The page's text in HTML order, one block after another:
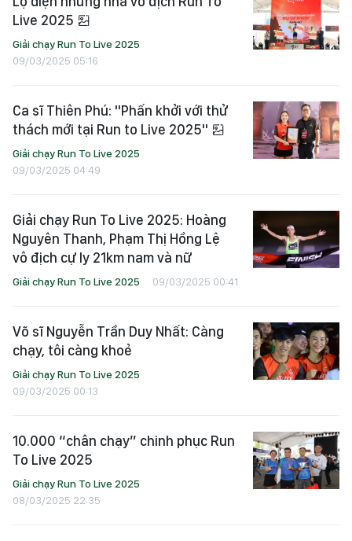
Live 2025
Giải chạy Run To Live 2025
09/03/2025 05:16
Ca sĩ Thiên Phú: "Phấn khởi với thử
thách mới tại Run to Live 2025"
Giải chạy Run To Live 2025
09/03/2025 04:49
Giải chạy Run To Live 2025: Hoàng
Nguyên Thanh, Phạm Thị Hồng Lệ
vô địch cự ly 21km nam và nữ
Giải chạy Run To Live 2025 09/03/2025 00:41
Võ sĩ Nguyễn Trần Duy Nhất: Càng
chạy, tôi càng khoẻ
Giải chạy Run To Live 2025
09/03/2025 00:13
10.000 “chân chạy” chinh phục Run
To Live 2025
Giải chạy Run To Live 2025
08/03/2025 22:35